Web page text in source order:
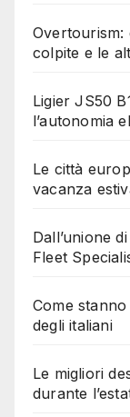
Overtourism:
colpite e le
Ligier JS50
l’autonomia
Le città
vacanza
Dall’unione
Fleet
Come
degli italiani
Le migliori
durante